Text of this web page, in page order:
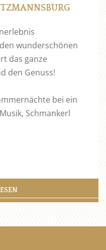
wunderschönen
das ganze
den Genuss!
bei ein
Schmankerl